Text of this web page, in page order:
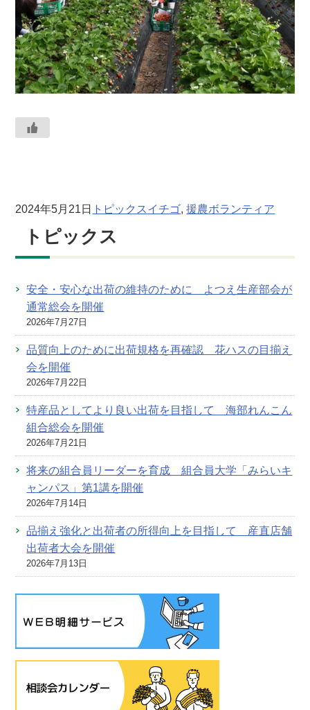
2024年5月21日 トピックスイチゴ, 援農ボランティア
トピックス
安全・安心な出荷の維持のために よつえ生産部会が
通常総会を開催
2026年7月27日
品質向上のために出荷規格を再確認 花ハスの目揃え
会を開催
2026年7月22日
特産品としてより良い出荷を目指して 海部れんこん
組合総会を開催
2026年7月21日
将来の組合員リーダーを育成 組合員大学「みらいキ
ャンパス」第1講を開催
2026年7月14日
品揃え強化と出荷者の所得向上を目指して 産直店舗
出荷者大会を開催
2026年7月13日